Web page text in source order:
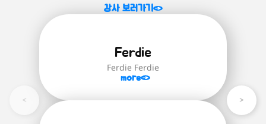
는 힘'을 기르기 위함을 중점적으로 다루며
유추하는 힘을 길러줍니다.
Brainstorm English(24권):
급(파닉스)부터 최상급 단계까지의 모
재
강사 보러가기
Ferdie
Ferdie Ferdie
more